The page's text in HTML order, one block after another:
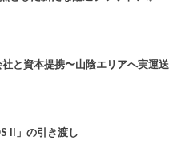
と資本提携〜山陰エリアへ実運送
II」の引き渡し